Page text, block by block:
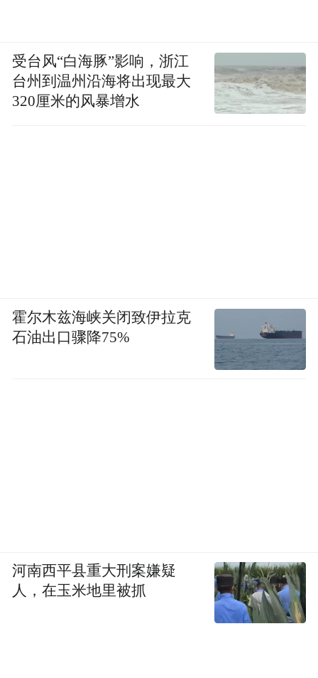
受台风“白海豚”影响，浙江
台州到温州沿海将出现最大
320厘米的风暴增水
霍尔木兹海峡关闭致伊拉克
石油出口骤降75%
河南西平县重大刑案嫌疑
人，在玉米地里被抓